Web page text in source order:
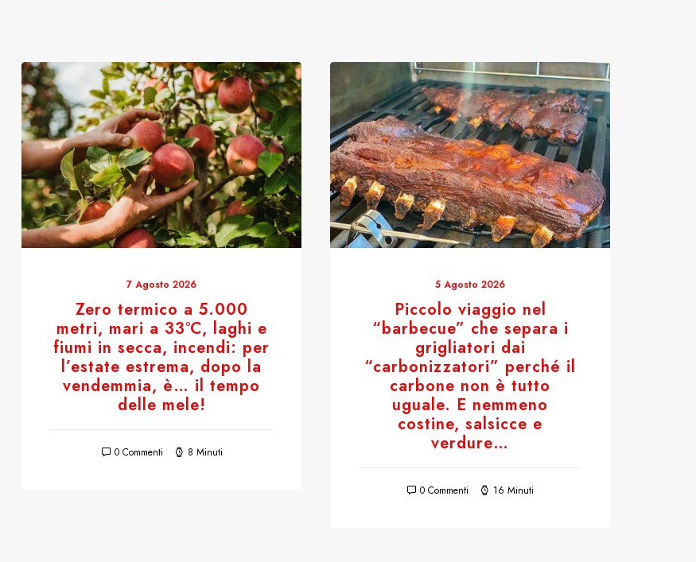
7 Agosto 2026
Zero termico a 5.000
metri, mari a 33°C, laghi e
fiumi in secca, incendi: per
l’estate estrema, dopo la
vendemmia, è… il tempo
delle mele!
0 Commenti 8 Minuti
5 Agosto 2026
Piccolo viaggio nel
“barbecue” che separa i
grigliatori dai
“carbonizzatori” perché il
carbone non è tutto
uguale. E nemmeno
costine, salsicce e
verdure…
0 Commenti 16 Minuti